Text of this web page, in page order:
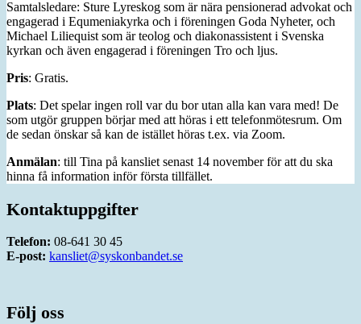
Samtalsledare: Sture Lyreskog som är nära pensionerad advokat och
engagerad i Equmeniakyrka och i föreningen Goda Nyheter, och
Michael Liliequist som är teolog och diakonassistent i Svenska
kyrkan och även engagerad i föreningen Tro och ljus.
Pris: Gratis.
Plats: Det spelar ingen roll var du bor utan alla kan vara med! De
som utgör gruppen börjar med att höras i ett telefonmötesrum. Om
de sedan önskar så kan de istället höras t.ex. via Zoom.
Anmälan: till Tina på kansliet senast 14 november för att du ska
hinna få information inför första tillfället.
Kontaktuppgifter
Telefon: 08-641 30 45
E-post: kansliet@syskonbandet.se
Följ oss